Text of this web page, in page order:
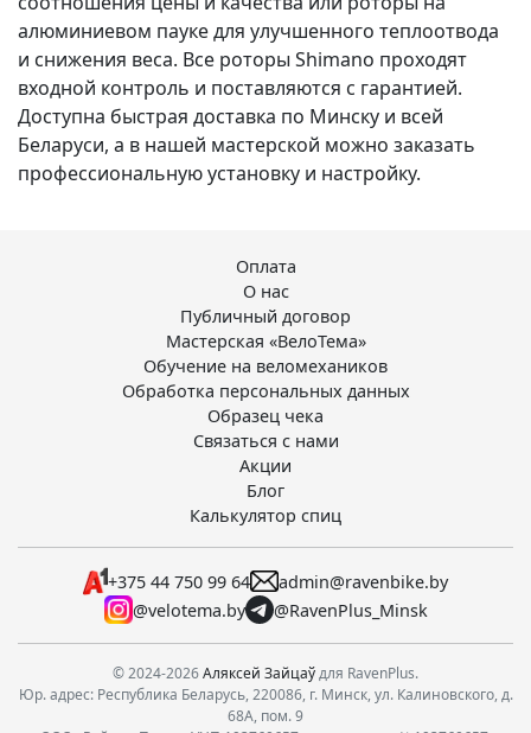
алюминиевом пауке для улучшенного теплоотвода
и снижения веса. Все роторы Shimano проходят
входной контроль и поставляются с гарантией.
Доступна быстрая доставка по Минску и всей
Беларуси, а в нашей мастерской можно заказать
профессиональную установку и настройку.
Оплата
О нас
Публичный договор
Мастерская «ВелоТема»
Обучение на веломехаников
Обработка персональных данных
Образец чека
Связаться с нами
Акции
Блог
Калькулятор спиц
+375 44 750 99 64
admin@ravenbike.by
@velotema.by
@RavenPlus_Minsk
© 2024-2026Аляксей Зайцаўдля RavenPlus.
Юр. адрес: Республика Беларусь, 220086, г. Минск, ул. Калиновского, д.
68А, пом. 9